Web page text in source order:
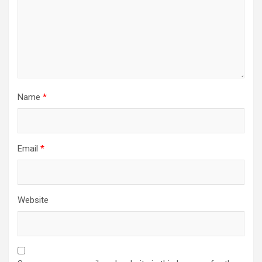
Name *
Email *
Website